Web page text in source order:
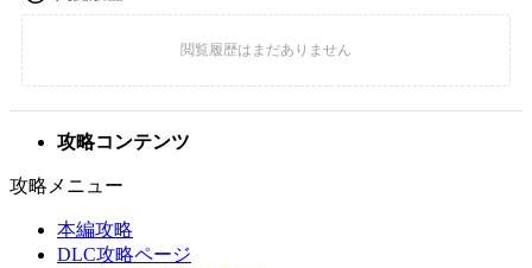
攻略コンテンツ
攻略メニュー
本編攻略
DLC攻略ページ